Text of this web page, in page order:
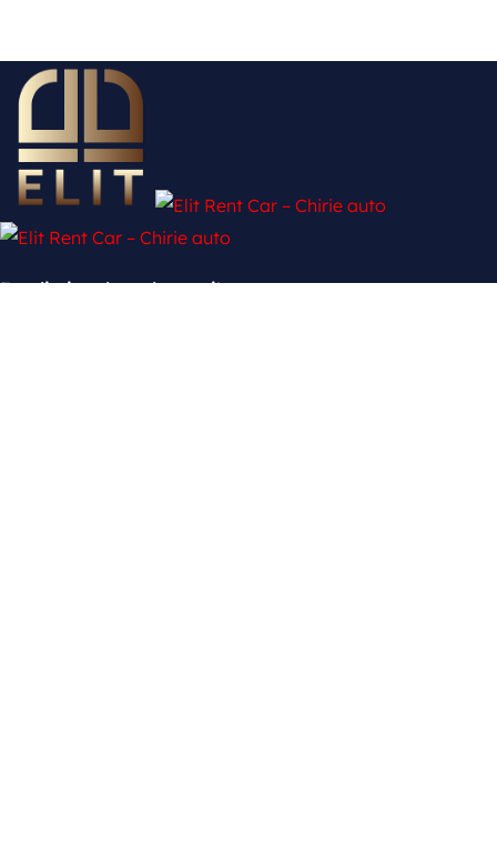
Fără limite, doar drumuri!